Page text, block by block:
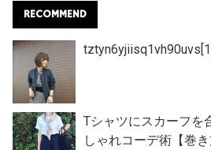
RECOMMEND
Tシャツにスカーフを
しゃれコーデ術【巻